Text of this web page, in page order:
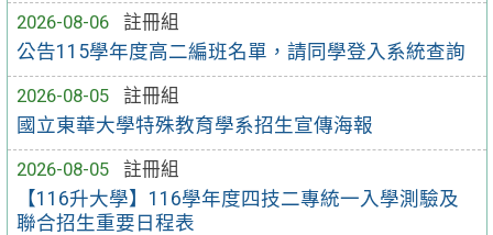
2026-08-06
註冊組
公告115學年度高二編班名單，請同學登入系統查詢
2026-08-05
註冊組
國立東華大學特殊教育學系招生宣傳海報
2026-08-05
註冊組
【116升大學】116學年度四技二專統一入學測驗及
聯合招生重要日程表